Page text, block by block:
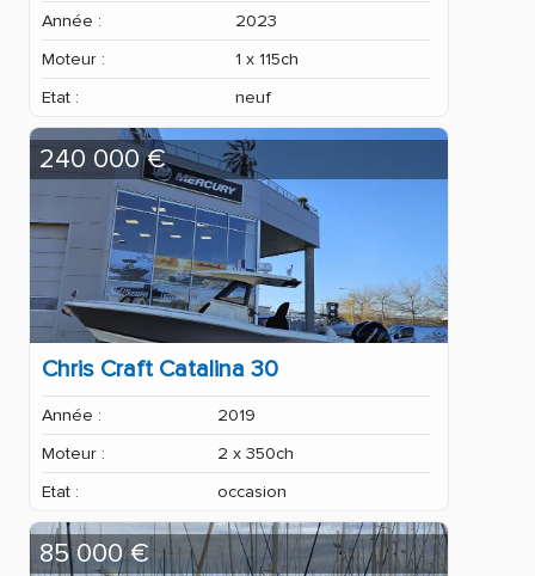
Année :
2023
Moteur :
1 x 115ch
Etat :
neuf
Chris Craft Catalina 30
Année :
2019
Moteur :
2 x 350ch
Etat :
occasion
240 000 €
85 000 €